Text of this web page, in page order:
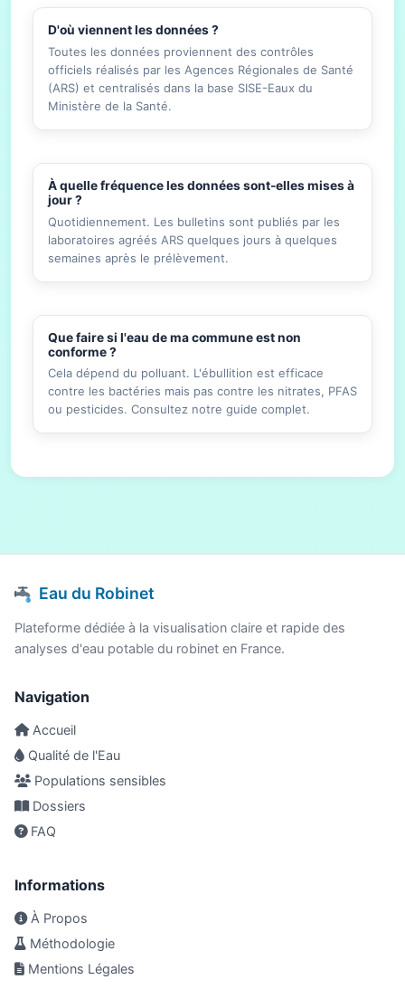
D'où viennent les données ?
Toutes les données proviennent des contrôles
officiels réalisés par les Agences Régionales de Santé
(ARS) et centralisés dans la base SISE-Eaux du
Ministère de la Santé.
À quelle fréquence les données sont-elles mises à
jour ?
Quotidiennement. Les bulletins sont publiés par les
laboratoires agréés ARS quelques jours à quelques
semaines après le prélèvement.
Que faire si l'eau de ma commune est non
conforme ?
Cela dépend du polluant. L'ébullition est efficace
contre les bactéries mais pas contre les nitrates, PFAS
ou pesticides. Consultez notre guide complet.
Eau du Robinet
Plateforme dédiée à la visualisation claire et rapide des
analyses d'eau potable du robinet en France.
Navigation
Accueil
Qualité de l'Eau
Populations sensibles
Dossiers
FAQ
Informations
À Propos
Méthodologie
Mentions Légales